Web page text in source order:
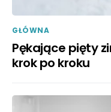
GŁÓWNA
Pękające pięty
krok po kroku